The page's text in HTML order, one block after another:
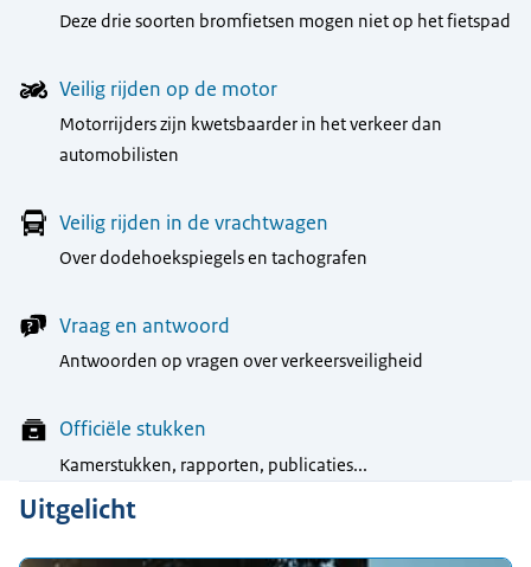
Deze drie soorten bromfietsen mogen niet op het fietspad
Veilig rijden op de motor
Motorrijders zijn kwetsbaarder in het verkeer dan
automobilisten
Veilig rijden in de vrachtwagen
Over dodehoekspiegels en tachografen
Vraag en antwoord
Antwoorden op vragen over verkeersveiligheid
Officiële stukken
Kamerstukken, rapporten, publicaties...
Uitgelicht